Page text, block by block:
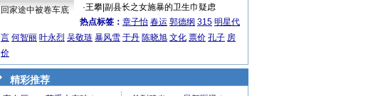
回家途中被卷车底
·王攀| 副县长之女施暴的卫生巾疑虑
热点标签： 章子怡 春运 郭德纲 315 明星代
言 何智丽 叶永烈 吴敬琏 暴风雪 于丹 陈晓旭 文化 票价 孔子 房
价
精彩推荐